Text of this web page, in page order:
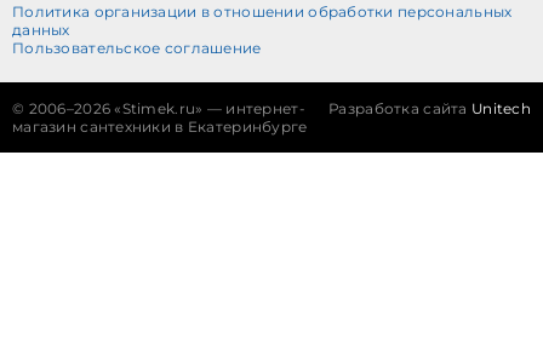
Политика организации в отношении обработки персональных
данных
Пользовательское соглашение
© 2006–2026 «Stimek.ru» — интернет-
магазин сантехники в Екатеринбурге
Разработка сайта Unitech